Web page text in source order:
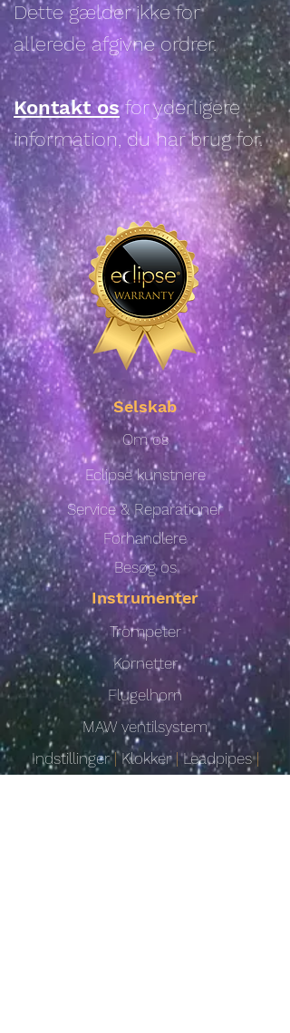
Dette gælder ikke for
allerede afgivne ordrer.
Kontakt osfor yderligere
information, du har brug for.
Selskab
Om os
Eclipse kunstnere
Service & Reparationer
Forhandlere
Besøg os
Instrumenter
Trompeter
Kornetter
Flugelhorn
MAW ventilsystem
Indstillinger | Klokker Leadpipes